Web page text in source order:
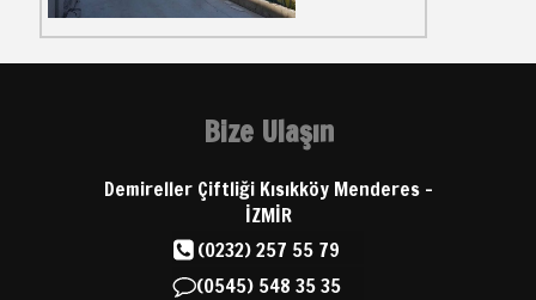
Bize Ulaşın
Demireller Çiftliği Kısıkköy Menderes -
İZMİR
(0232) 257 55 79
(0545) 548 35 35